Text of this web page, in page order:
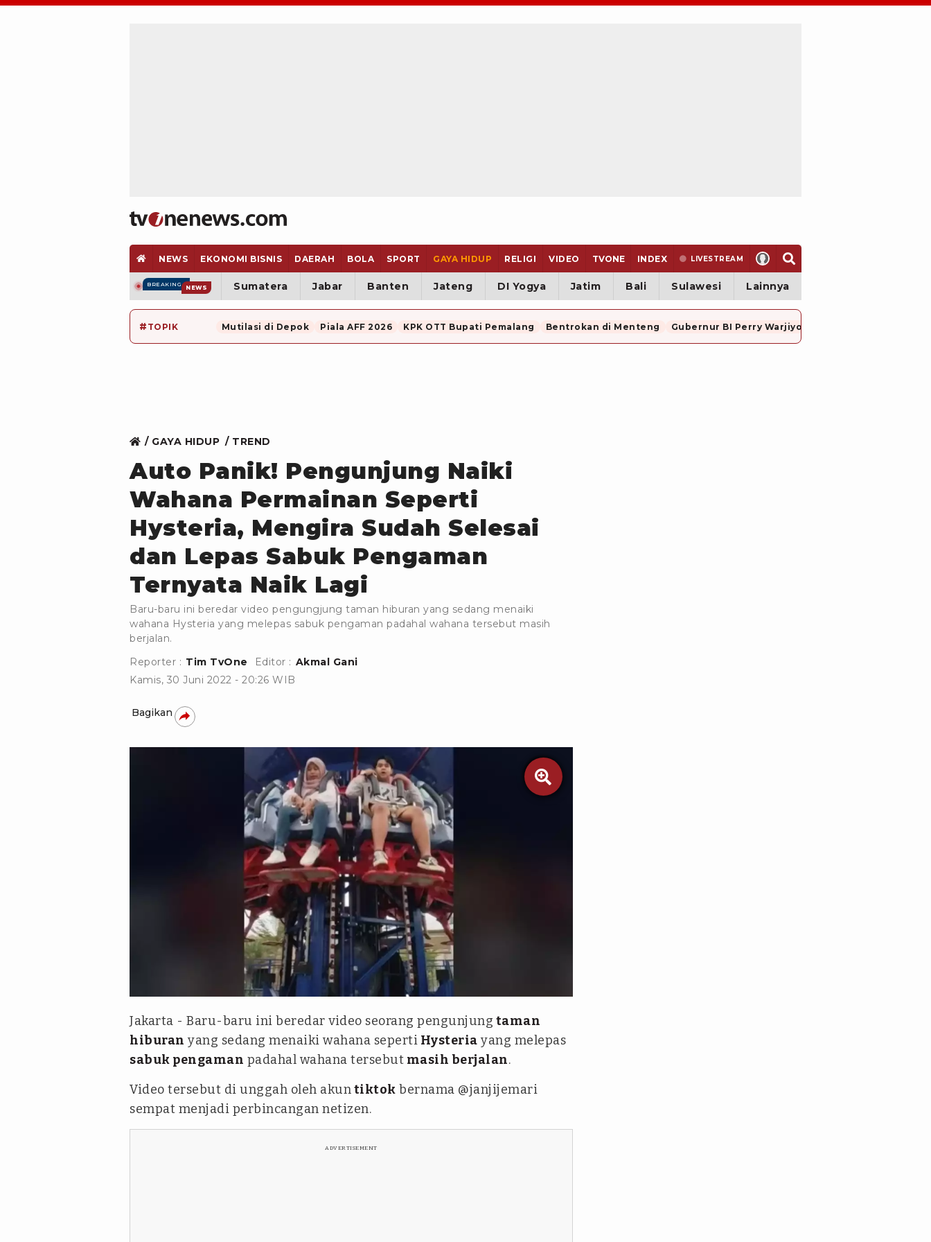
NEWS EKONOMI BISNIS DAERAH BOLA SPORT GAYA HIDUP RELIGI VIDEO TVONE INDEX LIVESTREAM
BREAKING NEWS Sumatera Jabar Banten Jateng DI Yogya Jatim Bali Sulawesi Lainnya
# TOPIK Mutilasi di Depok Piala AFF 2026 KPK OTT Bupati Pemalang Bentrokan di Menteng Gubernur BI Perry Warjiyo Mundur
GAYA HIDUP TREND
Auto Panik! Pengunjung Naiki
Wahana Permainan Seperti
Hysteria, Mengira Sudah Selesai
dan Lepas Sabuk Pengaman
Ternyata Naik Lagi
Baru-baru ini beredar video pengungjung taman hiburan yang sedang menaiki
wahana Hysteria yang melepas sabuk pengaman padahal wahana tersebut masih
berjalan.
Reporter : Tim TvOne Editor : Akmal Gani
Kamis, 30 Juni 2022 - 20:26 WIB
Bagikan

tiktok/ @janjijemari
Jakarta - Baru-baru ini beredar video seorang pengunjung taman
hiburan yang sedang menaiki wahana seperti Hysteria yang melepas
sabuk pengaman padahal wahana tersebut masih berjalan.
Video tersebut di unggah oleh akuntiktok bernama @janjijemari
sempat menjadi perbincangan netizen.
ADVERTISEMENT